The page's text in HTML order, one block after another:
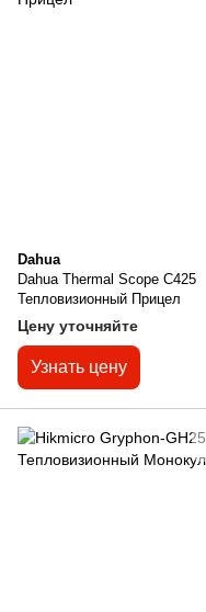
Dahua
Dahua Thermal Scope C425
Тепловизионный Прицел
Цену уточняйте
Узнать цену